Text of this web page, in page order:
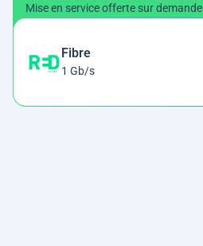
Mise en service offerte sur demande
Fibre
1 Gb/s